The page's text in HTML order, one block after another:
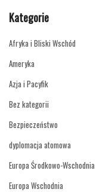
Kategorie
Afryka i Bliski Wschód
Ameryka
Azja i Pacyfik
Bez kategorii
Bezpieczeństwo
dyplomacja atomowa
Europa Środkowo-Wschodnia
Europa Wschodnia